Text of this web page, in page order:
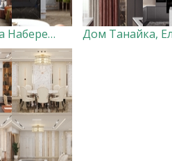
Квартира Набережные Челны